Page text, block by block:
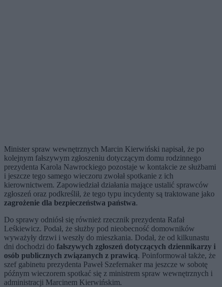
Minister spraw wewnętrznych Marcin Kierwiński napisał, że po
kolejnym fałszywym zgłoszeniu dotyczącym domu rodzinnego
prezydenta Karola Nawrockiego pozostaje w kontakcie ze służbami
i jeszcze tego samego wieczoru zwołał spotkanie z ich
kierownictwem. Zapowiedział działania mające ustalić sprawców
zgłoszeń oraz podkreślił, że tego typu incydenty są traktowane jako
zagrożenie dla bezpieczeństwa państwa.
Do sprawy odniósł się również rzecznik prezydenta Rafał
Leśkiewicz. Podał, że służby pod nieobecność domowników
wyważyły drzwi i weszły do mieszkania. Dodał, że od kilkunastu
dni dochodzi do fałszywych zgłoszeń dotyczących dziennikarzy i
osób publicznych związanych z prawicą. Poinformował także, że
szef gabinetu prezydenta Paweł Szefernaker ma jeszcze w sobotę
późnym wieczorem spotkać się z ministrem spraw wewnętrznych i
administracji Marcinem Kierwińskim.